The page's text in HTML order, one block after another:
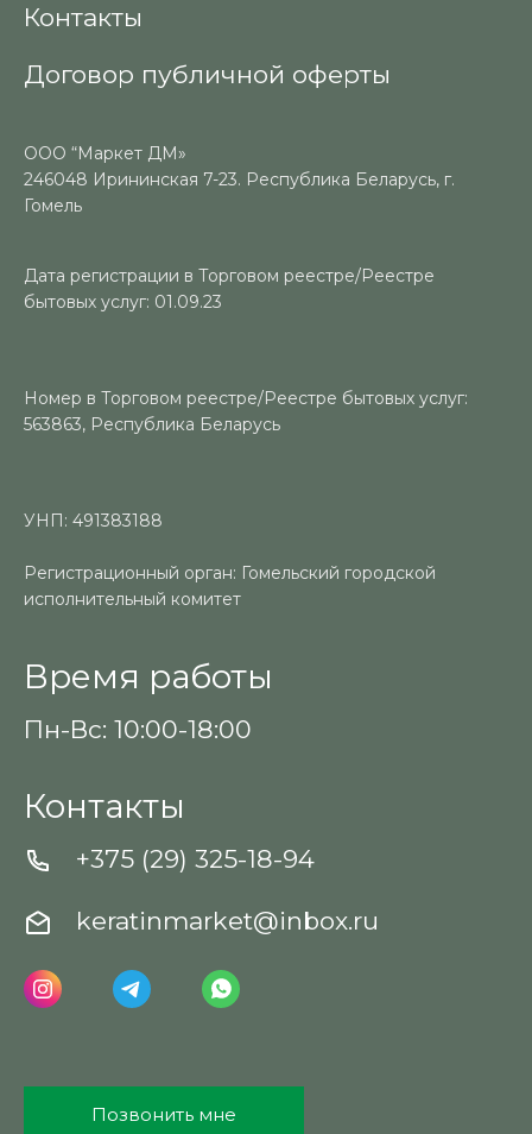
Контакты
Договор публичной оферты
ООО “Маркет ДМ»
246048 Ирининская 7-23. Республика Беларусь, г.
Гомель
Дата регистрации в Торговом реестре/Реестре
бытовых услуг: 01.09.23
Номер в Торговом реестре/Реестре бытовых услуг:
563863, Республика Беларусь
УНП: 491383188
Регистрационный орган: Гомельский городской
исполнительный комитет
Время работы
Пн-Вс: 10:00-18:00
Контакты
+375 (29) 325-18-94
keratinmarket@inbox.ru
Позвонить мне